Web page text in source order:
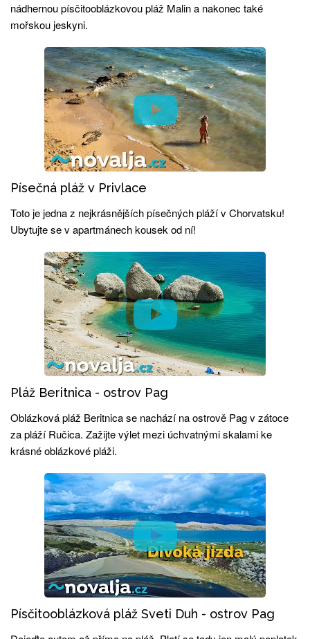
nádhernou písčitooblázkovou pláž Malin a nakonec také
mořskou jeskyni.
Písečná pláž v Privlace
Toto je jedna z nejkrásnějších písečných pláží v Chorvatsku!
Ubytujte se v apartmánech kousek od ní!
Pláž Beritnica - ostrov Pag
Oblázková pláž Beritnica se nachází na ostrově Pag v zátoce
za pláží Ručica. Zažijte výlet mezi úchvatnými skalami ke
krásné oblázkové pláži.
Písčitooblázková pláž Sveti Duh - ostrov Pag